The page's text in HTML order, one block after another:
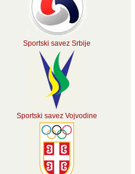
Sportski savez Srbije
Sportski savez Vojvodine